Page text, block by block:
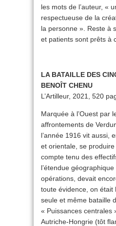
les mots de l’auteur, «
respectueuse de la
la personne ». Reste à
et patients sont prêts à
LA BATAILLE DES
BENOÎT CHENU
L’Artilleur, 2021, 520
Marquée à l’Ouest par
affrontements de
l’année 1916 vit aussi,
et orientale, se produire
compte tenu des
l’étendue
opérations, devait
toute évidence, on était
seule et même bataille
« Puissances centrales
Autriche-Hongrie (tôt